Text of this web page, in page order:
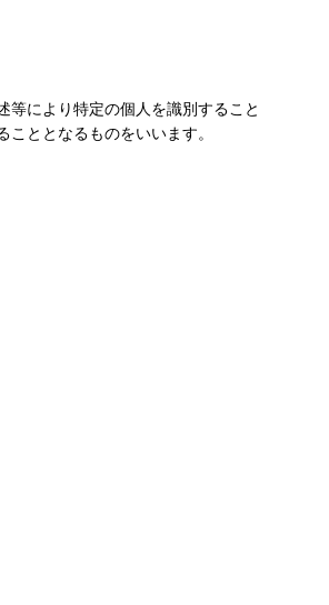
等により特定の個人を識別すること
ととなるものをいいます。